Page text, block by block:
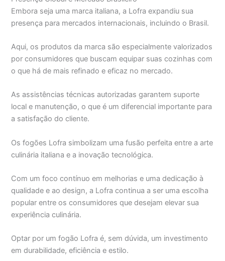
Embora seja uma marca italiana, a Lofra expandiu sua
presença para mercados internacionais, incluindo o Brasil.
Aqui, os produtos da marca são especialmente valorizados
por consumidores que buscam equipar suas cozinhas com
o que há de mais refinado e eficaz no mercado.
As assistências técnicas autorizadas garantem suporte
local e manutenção, o que é um diferencial importante para
a satisfação do cliente.
Os fogões Lofra simbolizam uma fusão perfeita entre a arte
culinária italiana e a inovação tecnológica.
Com um foco contínuo em melhorias e uma dedicação à
qualidade e ao design, a Lofra continua a ser uma escolha
popular entre os consumidores que desejam elevar sua
experiência culinária.
Optar por um fogão Lofra é, sem dúvida, um investimento
em durabilidade, eficiência e estilo.